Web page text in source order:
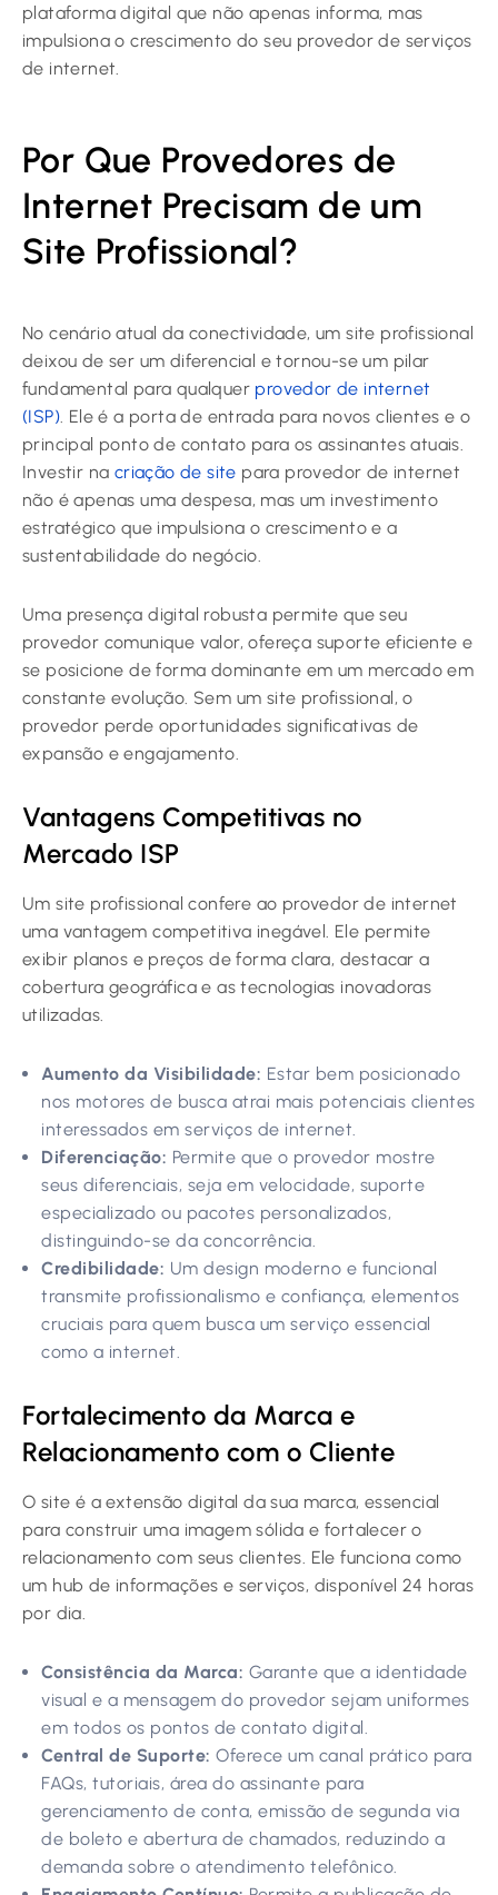
plataforma digital que não apenas informa, mas
impulsiona o crescimento do seu provedor de serviços
de internet.
Por Que Provedores de
Internet Precisam de um
Site Profissional?
No cenário atual da conectividade, um site profissional
deixou de ser um diferencial e tornou-se um pilar
fundamental para qualquer provedor de internet
(ISP) . Ele é a porta de entrada para novos clientes e o
principal ponto de contato para os assinantes atuais.
Investir na criação de site para provedor de internet
não é apenas uma despesa, mas um investimento
estratégico que impulsiona o crescimento e a
sustentabilidade do negócio.
Uma presença digital robusta permite que seu
provedor comunique valor, ofereça suporte eficiente e
se posicione de forma dominante em um mercado em
constante evolução. Sem um site profissional, o
provedor perde oportunidades significativas de
expansão e engajamento.
Vantagens Competitivas no
Mercado ISP
Um site profissional confere ao provedor de internet
uma vantagem competitiva inegável. Ele permite
exibir planos e preços de forma clara, destacar a
cobertura geográfica e as tecnologias inovadoras
utilizadas.
Aumento da Visibilidade: Estar bem posicionado
nos motores de busca atrai mais potenciais clientes
interessados em serviços de internet.
Diferenciação: Permite que o provedor mostre
seus diferenciais, seja em velocidade, suporte
especializado ou pacotes personalizados,
distinguindo-se da concorrência.
Credibilidade: Um design moderno e funcional
transmite profissionalismo e confiança, elementos
cruciais para quem busca um serviço essencial
como a internet.
Fortalecimento da Marca e
Relacionamento com o Cliente
O site é a extensão digital da sua marca, essencial
para construir uma imagem sólida e fortalecer o
relacionamento com seus clientes. Ele funciona como
um hub de informações e serviços, disponível 24 horas
por dia.
Consistência da Marca: Garante que a identidade
visual e a mensagem do provedor sejam uniformes
em todos os pontos de contato digital.
Central de Suporte: Oferece um canal prático para
FAQs, tutoriais, área do assinante para
gerenciamento de conta, emissão de segunda via
de boleto e abertura de chamados, reduzindo a
demanda sobre o atendimento telefônico.